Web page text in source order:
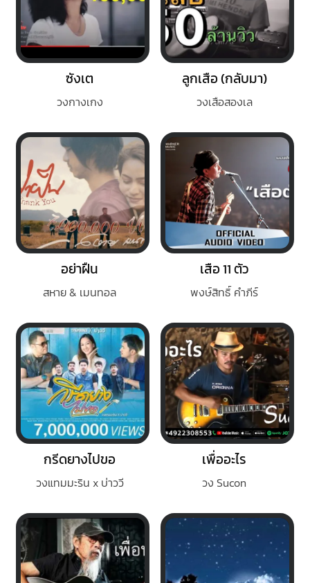
ซังเต
วงกางเกง
ลูกเสือ (กลับมา)
วงเสือสองเล
อย่าฝืน
สหาย & เมนทอล
เสือ 11 ตัว
พงษ์สิทธิ์ คำภีร์
กรีดยางไปขอ
วงแทมมะริน x บ่าววี
เพื่ออะไร
วง Sucon